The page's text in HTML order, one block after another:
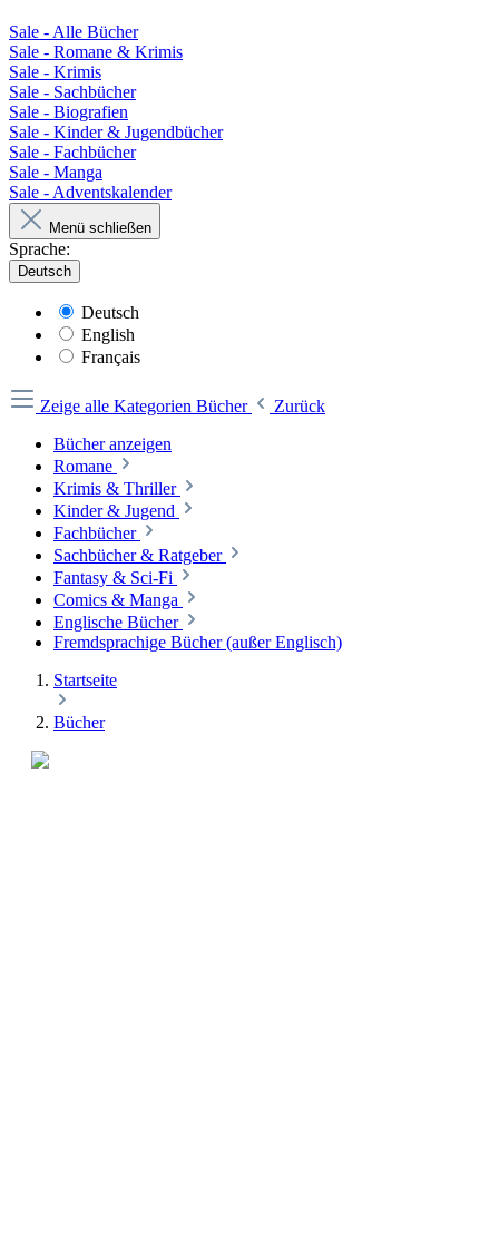
Sale - Alle Bücher
Sale - Romane & Krimis
Sale - Krimis
Sale - Sachbücher
Sale - Biografien
Sale - Kinder & Jugendbücher
Sale - Fachbücher
Sale - Manga
Sale - Adventskalender
Menü schließen
Sprache:
Deutsch
Deutsch
English
Français
Zeige alle Kategorien Bücher
Zurück
Bücher anzeigen
Romane
Krimis & Thriller
Kinder & Jugend
Fachbücher
Sachbücher & Ratgeber
Fantasy & Sci-Fi
Comics & Manga
Englische Bücher
Fremdsprachige Bücher (außer Englisch)
Startseite
Bücher